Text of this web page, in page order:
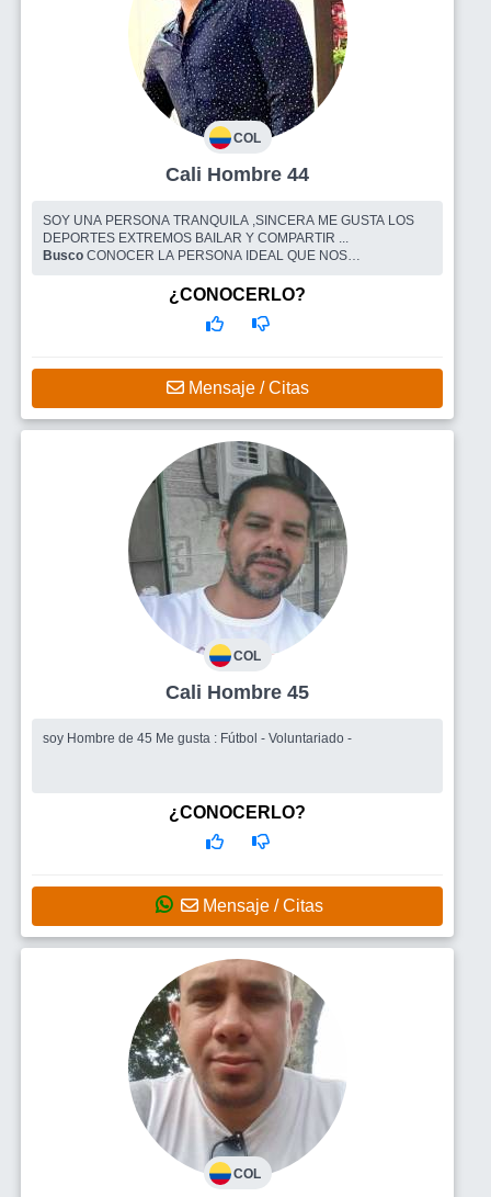
COL
Cali Hombre 44
SOY UNA PERSONA TRANQUILA ,SINCERA ME GUSTA LOS
DEPORTES EXTREMOS BAILAR Y COMPARTIR ...
Busco CONOCER LA PERSONA IDEAL QUE NOS
TODO TRAER UN POCO DE FELICIDAD A NUESTRAS VIDAS
¿CONOCERLO?
Mensaje / Citas
COL
Cali Hombre 45
soy Hombre de 45 Me gusta : Fútbol - Voluntariado -
¿CONOCERLO?
Mensaje / Citas
COL